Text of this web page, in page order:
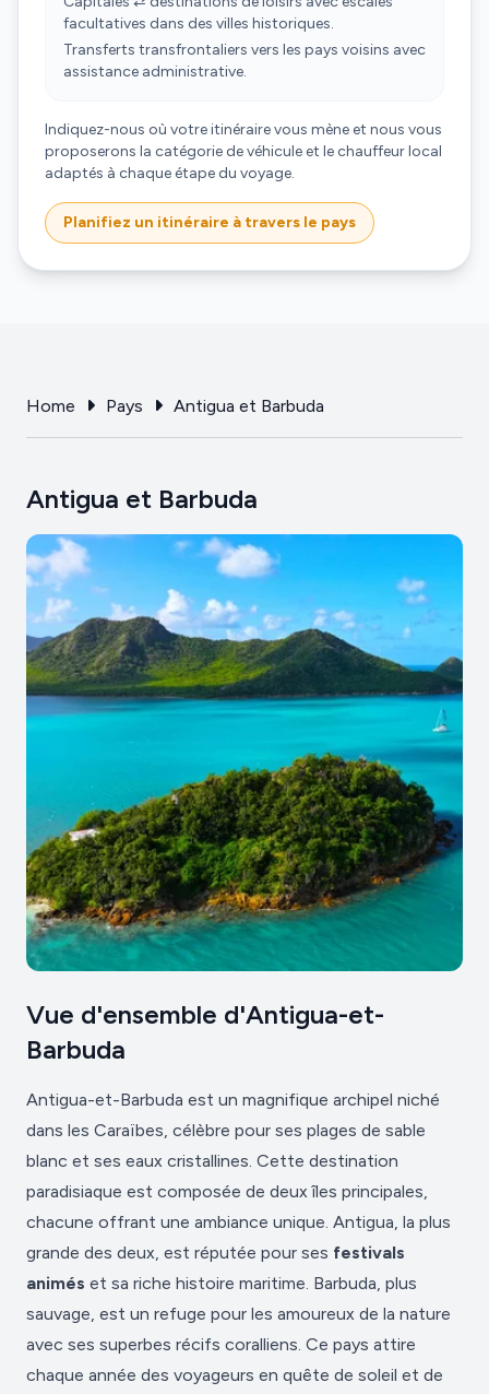
facultatives dans des villes historiques.
Transferts transfrontaliers vers les pays voisins avec
assistance administrative.
Indiquez-nous où votre itinéraire vous mène et nous vous
proposerons la catégorie de véhicule et le chauffeur local
adaptés à chaque étape du voyage.
Planifiez un itinéraire à travers le pays
Home Pays Antigua et Barbuda
Antigua et Barbuda
Vue d'ensemble d'Antigua-et-
Barbuda
Antigua-et-Barbuda est un magnifique archipel niché
dans les Caraïbes, célèbre pour ses plages de sable
blanc et ses eaux cristallines. Cette destination
paradisiaque est composée de deux îles principales,
chacune offrant une ambiance unique. Antigua, la plus
grande des deux, est réputée pour ses festivals
animés et sa riche histoire maritime. Barbuda, plus
sauvage, est un refuge pour les amoureux de la nature
avec ses superbes récifs coralliens. Ce pays attire
chaque année des voyageurs en quête de soleil et de